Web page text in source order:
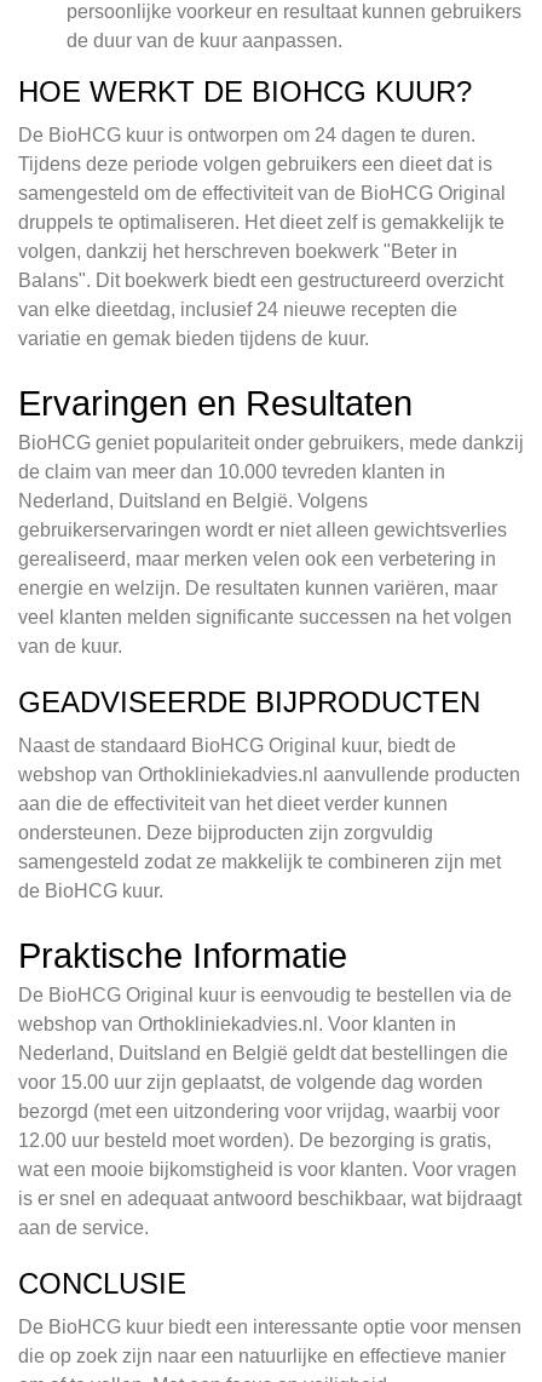
persoonlijke voorkeur en resultaat kunnen gebruikers
de duur van de kuur aanpassen.
HOE WERKT DE BIOHCG KUUR?
De BioHCG kuur is ontworpen om 24 dagen te duren.
Tijdens deze periode volgen gebruikers een dieet dat is
samengesteld om de effectiviteit van de BioHCG Original
druppels te optimaliseren. Het dieet zelf is gemakkelijk te
volgen, dankzij het herschreven boekwerk "Beter in
Balans". Dit boekwerk biedt een gestructureerd overzicht
van elke dieetdag, inclusief 24 nieuwe recepten die
variatie en gemak bieden tijdens de kuur.
Ervaringen en Resultaten
BioHCG geniet populariteit onder gebruikers, mede dankzij
de claim van meer dan 10.000 tevreden klanten in
Nederland, Duitsland en België. Volgens
gebruikerservaringen wordt er niet alleen gewichtsverlies
gerealiseerd, maar merken velen ook een verbetering in
energie en welzijn. De resultaten kunnen variëren, maar
veel klanten melden significante successen na het volgen
van de kuur.
GEADVISEERDE BIJPRODUCTEN
Naast de standaard BioHCG Original kuur, biedt de
webshop van Orthokliniekadvies.nl aanvullende producten
aan die de effectiviteit van het dieet verder kunnen
ondersteunen. Deze bijproducten zijn zorgvuldig
samengesteld zodat ze makkelijk te combineren zijn met
de BioHCG kuur.
Praktische Informatie
De BioHCG Original kuur is eenvoudig te bestellen via de
webshop van Orthokliniekadvies.nl. Voor klanten in
Nederland, Duitsland en België geldt dat bestellingen die
voor 15.00 uur zijn geplaatst, de volgende dag worden
bezorgd (met een uitzondering voor vrijdag, waarbij voor
12.00 uur besteld moet worden). De bezorging is gratis,
wat een mooie bijkomstigheid is voor klanten. Voor vragen
is er snel en adequaat antwoord beschikbaar, wat bijdraagt
aan de service.
CONCLUSIE
De BioHCG kuur biedt een interessante optie voor mensen
die op zoek zijn naar een natuurlijke en effectieve manier